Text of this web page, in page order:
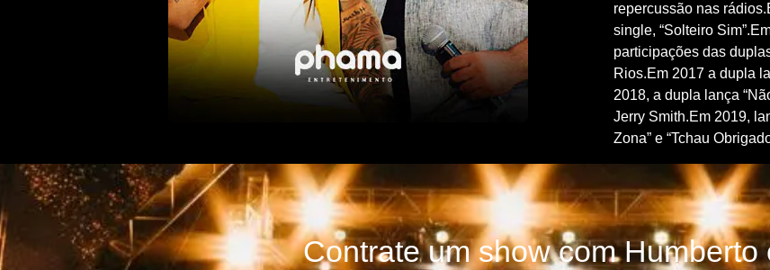
repercussão nas
single, “Solteiro
participações das
Rios.Em 2017 a dupla
2018, a dupla lança
Jerry Smith.Em 2019,
Zona” e “Tchau
Contrate um show com Humberto